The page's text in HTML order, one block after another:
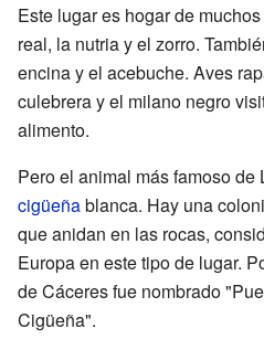
Este lugar es hogar de
real, la nutria y el zorro.
encina y el acebuche. Aves
culebrera y el milano negro
alimento.
Pero el animal más famoso de
cigüeñablanca. Hay una
que anidan en las rocas,
Europa en este tipo de lugar.
de Cáceres fue nombrado
Cigüeña".